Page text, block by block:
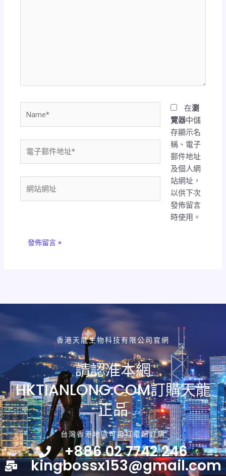
子
地
站
在瀏
覽器中儲
存顯示名
稱、電子
郵件地址
及個人網
站網址，
以供下次
發佈留言
時使用。
香港天龍生物科技有限公司官網
請認准本網
HKTIANLONG.COM訂購天龍
正品
台灣香港地區可撥打電話訂購
+886 02 7742 246
kingbossx153@gmail.com